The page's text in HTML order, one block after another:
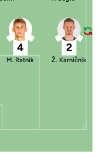
4
M. Ratnik
2
Ž. Karničnik